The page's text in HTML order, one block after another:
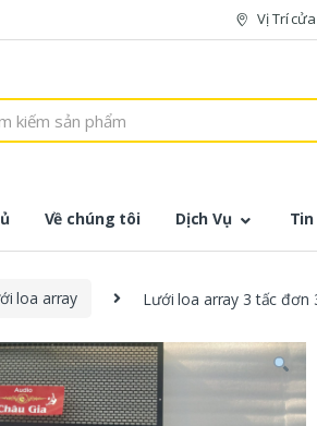
Vị Trí
Về chúng tôi Dịch Vụ
loa array Lưới loa array 3 tấc đơn